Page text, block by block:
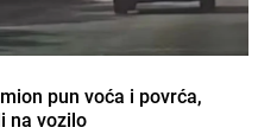
pun voća i povrća,
na vozilo